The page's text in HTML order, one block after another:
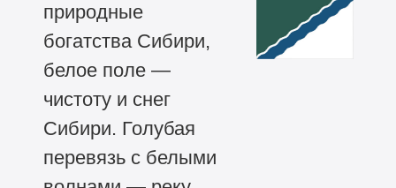
природные
богатства Сибири,
белое поле —
чистоту и снег
Сибири. Голубая
перевязь с белыми